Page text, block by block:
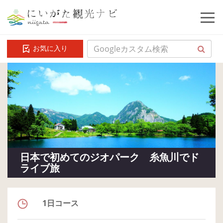
お気に入り
日本で初めてのジオパーク 糸魚川でド
ライブ旅
1日コース